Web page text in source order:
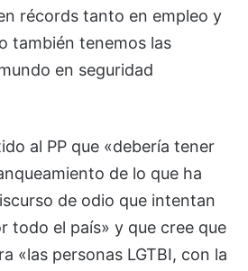
récords tanto en empleo y
también tenemos las
en seguridad
al PP que «debería tener
de lo que ha
de odio que intentan
todo el país» y que cree que
«las personas LGTBI, con la